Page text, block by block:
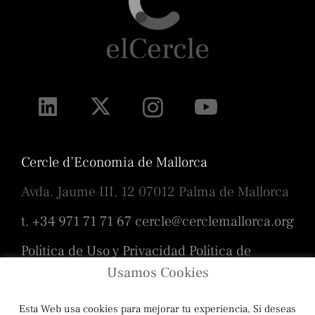
Cercle d’Economia de Mallorca
Avda. Jaume III, 12 07012 Palma de Mallorca
t. +34 971 71 71 67 cercle@cerclemallorca.org
Política de Uso y Privacidad Política de
Usamos Cookies
Esta Web usa cookies para mejorar tu experiencia, Si deseas